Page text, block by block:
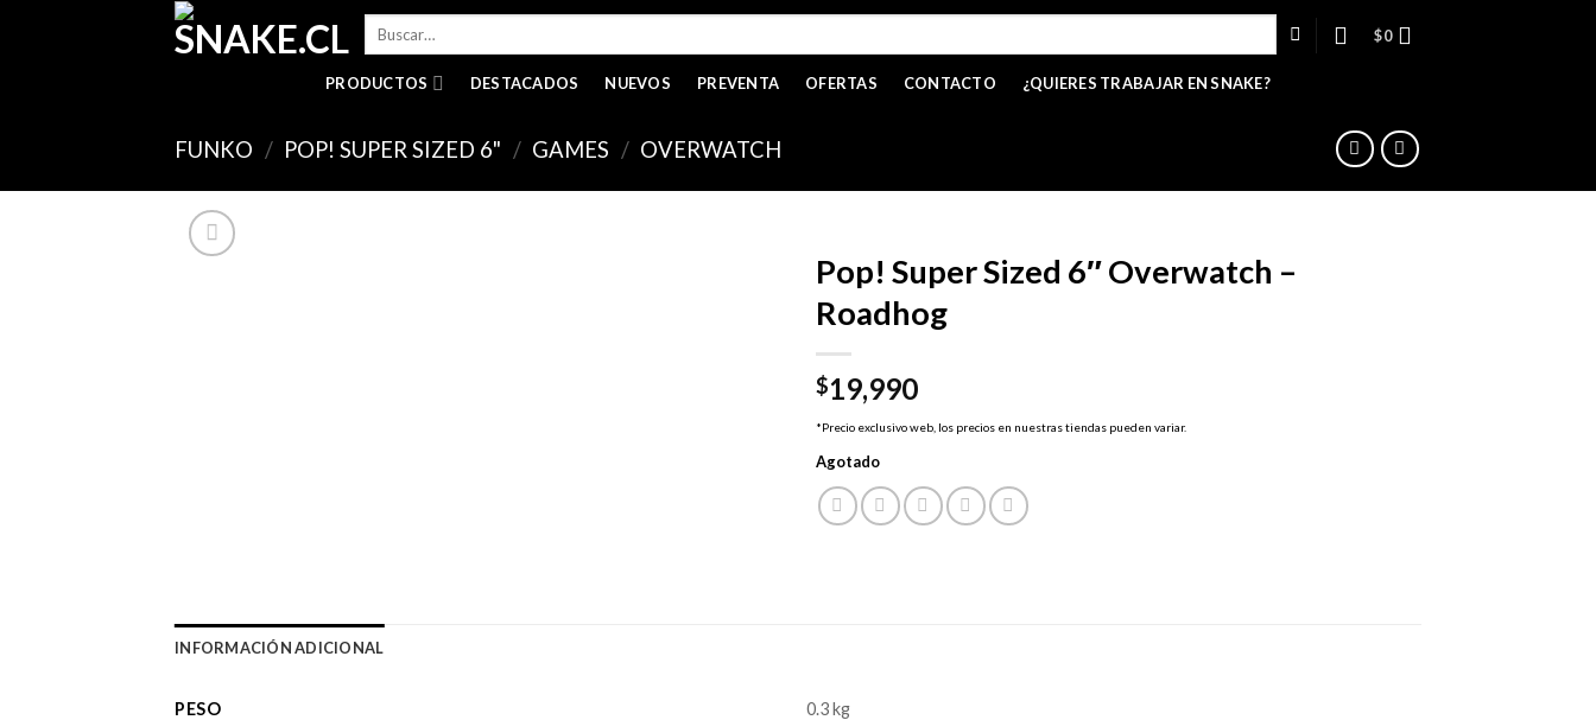
Buscar
$0
PRODUCTOS DESTACADOS NUEVOS PREVENTA OFERTAS CONTACTO ¿QUIERES TRABAJAR EN SNAKE?
FUNKO / POP! SUPER SIZED 6" / GAMES / OVERWATCH
Pop! Super Sized 6″ Overwatch –
Roadhog
$19,990
*Precio exclusivo web, los precios en nuestras tiendas pueden variar.
Agotado
INFORMACIÓN ADICIONAL
PESO
0.3 kg